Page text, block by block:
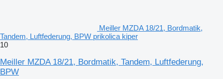
Meiller MZDA 18/21, Bordmatik,
Tandem, Luftfederung, BPW prikolica kiper
10
Meiller MZDA 18/21, Bordmatik, Tandem, Luftfederung,
BPW